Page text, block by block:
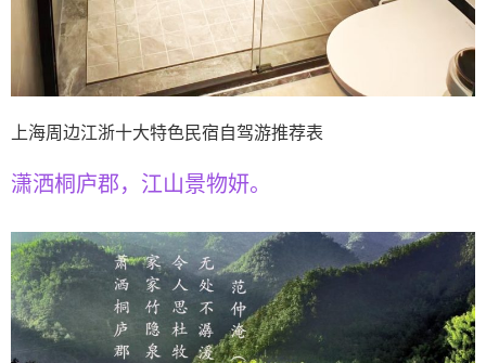
上海周边江浙十大特色民宿自驾游推荐表
潇洒桐庐郡，江山景物妍。